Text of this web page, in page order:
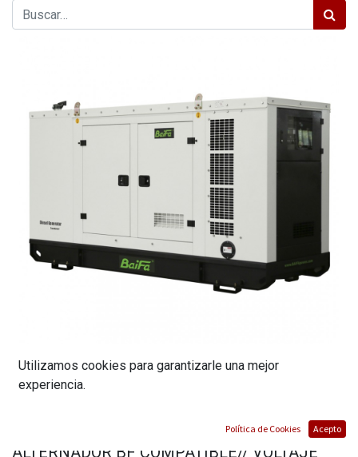
GENERADOR ELECTRICO DIESEL
STANDBY// MOTOR FAWDE (FAW),
ALTERNADOR BF COMPATIBLE// VOLTAJE
Utilizamos cookies para garantizarle una mejor
experiencia.
Política de Cookies Acepto